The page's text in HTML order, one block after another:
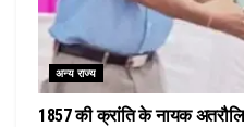
अन्य राज्य
1857 की क्रांति के नायक